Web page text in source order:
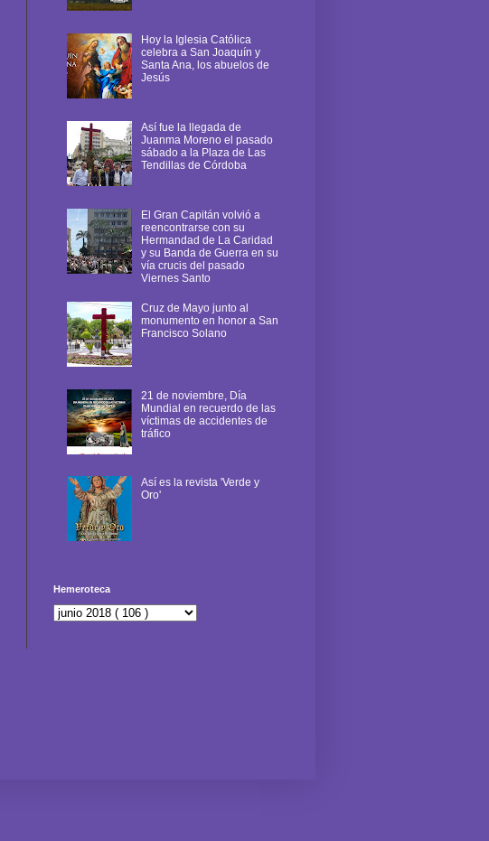
Hoy la Iglesia Católica
celebra a San Joaquín y
Santa Ana, los abuelos de
Jesús
Así fue la llegada de
Juanma Moreno el pasado
sábado a la Plaza de Las
Tendillas de Córdoba
El Gran Capitán volvió a
reencontrarse con su
Hermandad de La Caridad
y su Banda de Guerra en su
vía crucis del pasado
Viernes Santo
Cruz de Mayo junto al
monumento en honor a San
Francisco Solano
21 de noviembre, Día
Mundial en recuerdo de las
víctimas de accidentes de
tráfico
Así es la revista 'Verde y
Oro'
Hemeroteca